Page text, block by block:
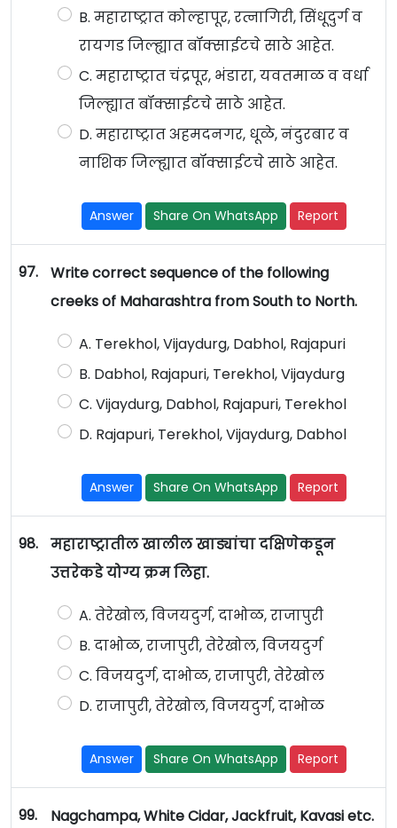
B. महाराष्ट्रात कोल्हापूर, रत्नागिरी, सिंधूदुर्ग व
रायगड जिल्ह्यात बॉक्साईटचे साठे आहेत.
C. महाराष्ट्रात चंद्रपूर, भंडारा, यवतमाळ व वर्धा
जिल्ह्यात बॉक्साईटचे साठे आहेत.
D. महाराष्ट्रात अहमदनगर, धूळे, नंदुरबार व
नाशिक जिल्ह्यात बॉक्साईटचे साठे आहेत.
Answer Share On WhatsApp Report
97.
Write correct sequence of the following
creeks of Maharashtra from South to North.
A. Terekhol, Vijaydurg, Dabhol, Rajapuri
B. Dabhol, Rajapuri, Terekhol, Vijaydurg
C. Vijaydurg, Dabhol, Rajapuri, Terekhol
D. Rajapuri, Terekhol, Vijaydurg, Dabhol
Answer Share On WhatsApp Report
98.
महाराष्ट्रातील खालील खाड्यांचा दक्षिणेकडून
उत्तरेकडे योग्य क्रम लिहा.
A. तेरेखोल, विजयदुर्ग, दाभोळ, राजापुरी
B. दाभोळ, राजापुरी, तेरेखोल, विजयदुर्ग
C. विजयदुर्ग, दाभोळ, राजापुरी, तेरेखोल
D. राजापुरी, तेरेखोल, विजयदुर्ग, दाभोळ
Answer Share On WhatsApp Report
99.
Nagchampa, White Cidar, Jackfruit, Kavasi etc.